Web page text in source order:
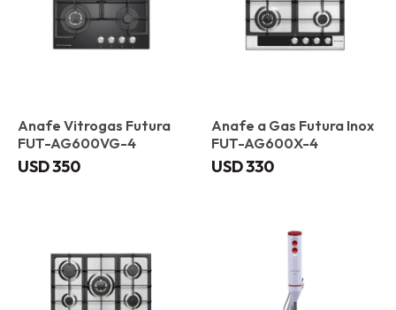
Anafe Vitrogas Futura
FUT-AG600VG-4
USD350
Anafe a Gas Futura Inox
FUT-AG600X-4
USD330